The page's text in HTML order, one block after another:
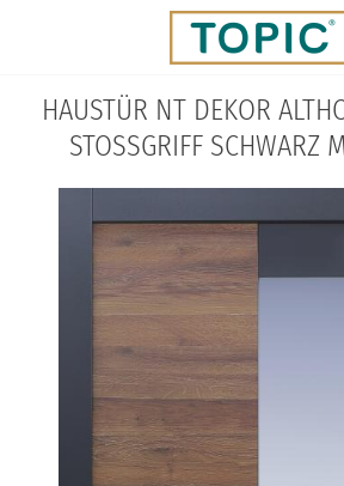
HAUSTÜR NT DEKOR
STOSSGRIFF SCHWARZ